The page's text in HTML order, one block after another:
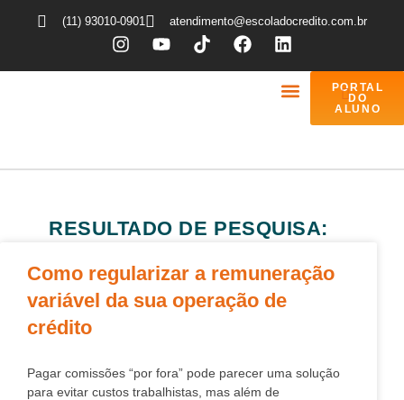
(11) 93010-0901 atendimento@escoladocredito.com.br
PORTAL
DO
ALUNO
RESULTADO DE PESQUISA:
Como regularizar a remuneração
variável da sua operação de
crédito
Pagar comissões “por fora” pode parecer uma solução
para evitar custos trabalhistas, mas além de